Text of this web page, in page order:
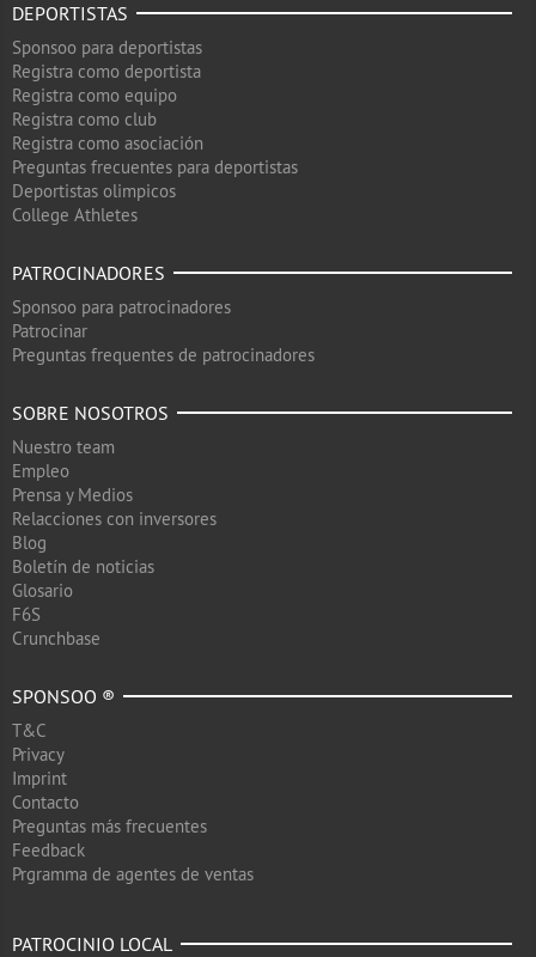
DEPORTISTAS
Sponsoo para deportistas
Registra como deportista
Registra como equipo
Registra como club
Registra como asociación
Preguntas frecuentes para deportistas
Deportistas olimpicos
College Athletes
PATROCINADORES
Sponsoo para patrocinadores
Patrocinar
Preguntas frequentes de patrocinadores
SOBRE NOSOTROS
Nuestro team
Empleo
Prensa y Medios
Relacciones con inversores
Blog
Boletín de noticias
Glosario
F6S
Crunchbase
SPONSOO ®
T&C
Privacy
Imprint
Contacto
Preguntas más frecuentes
Feedback
Prgramma de agentes de ventas
PATROCINIO LOCAL